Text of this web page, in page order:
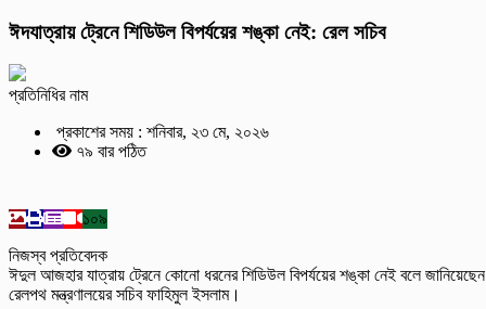
ঈদযাত্রায় ট্রেনে শিডিউল বিপর্যয়ের শঙ্কা নেই: রেল সচিব
প্রতিনিধির নাম
প্রকাশের সময় : শনিবার, ২৩ মে, ২০২৬
৭৯ বার পঠিত
১০৯
নিজস্ব প্রতিবেদক
ঈদুল আজহার যাত্রায় ট্রেনে কোনো ধরনের শিডিউল বিপর্যয়ের শঙ্কা নেই বলে জানিয়েছেন
রেলপথ মন্ত্রণালয়ের সচিব ফাহিমুল ইসলাম।